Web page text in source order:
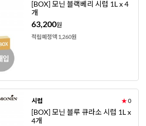
[BOX] 모닌 블랙베리 시럽 1L x 4
개
63,200원
적립예정액 1,260원
시럽 ★0
[BOX] 모닌 블루 큐라소 시럽 1L x
4개